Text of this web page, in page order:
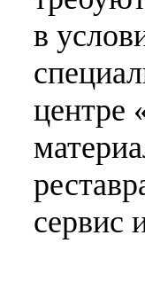
в
центре
сервис